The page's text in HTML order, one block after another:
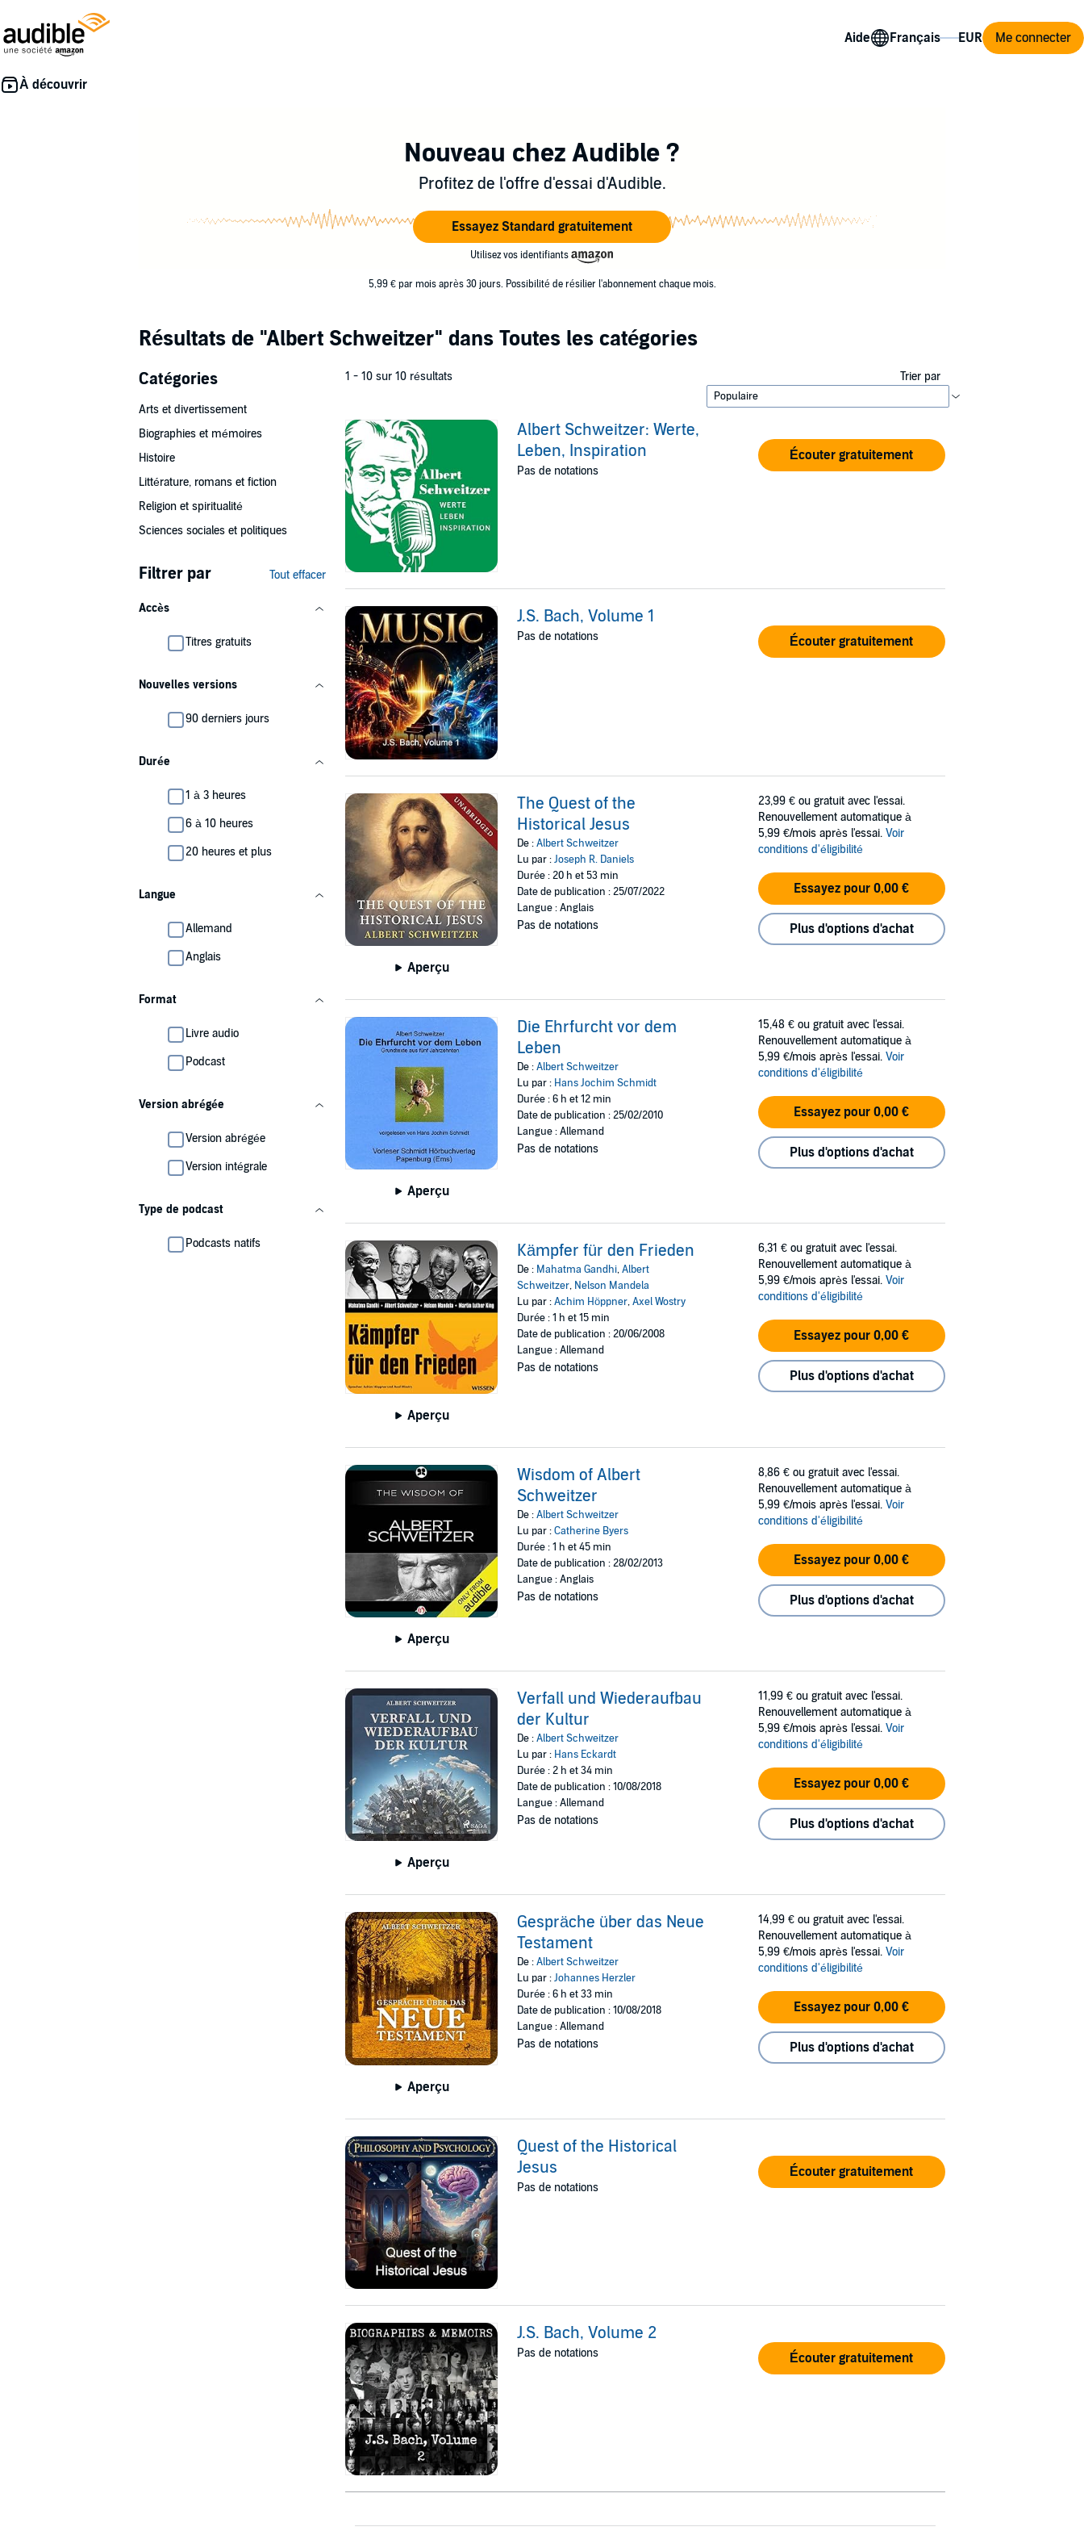
Aide Me connecter
Nouveau chez Audible ?
Profitez de l'offre d'essai d'Audible.
Essayez Standard gratuitement
Utilisez vos identifiants
5,99 € par mois après 30 jours. Possibilité de résilier l'abonnement chaque mois.
Résultats de "Albert Schweitzer" dans Toutes les catégories
Catégories
Arts et divertissement
Biographies et mémoires
Histoire
Littérature, romans et fiction
Religion et spiritualité
Sciences sociales et politiques
Filtrer par Tout effacer
Accès
Titres gratuits
Nouvelles versions
90 derniers jours
Durée
1 à 3 heures
6 à 10 heures
20 heures et plus
Langue
Allemand
Anglais
Format
Livre audio
Podcast
Version abrégée
Version abrégée
Version intégrale
Type de podcast
Podcasts natifs
1 - 10 sur 10 résultats Trier par
Albert Schweitzer: Werte,
Leben, Inspiration
Pas de notations
Écouter gratuitement
J.S. Bach, Volume 1
Pas de notations Écouter gratuitement
Aperçu
The Quest of the
Historical Jesus
De :Albert Schweitzer
Lu par :Joseph R. Daniels
Durée : 20 h et 53 min
Date de publication : 25/07/2022
Langue : Anglais
Pas de notations
23,99 € ou gratuit avec l'essai.
Renouvellement automatique à
5,99 €/mois après l'essai. Voir
conditions d'éligibilité
Essayez pour 0,00 €
Plus d'options d'achat
Aperçu
Die Ehrfurcht vor dem
Leben
De :Albert Schweitzer
Lu par : Hans Jochim Schmidt
Durée : 6 h et 12 min
Date de publication : 25/02/2010
Langue : Allemand
Pas de notations
15,48 € ou gratuit avec l'essai.
Renouvellement automatique à
5,99 €/mois après l'essai. Voir
conditions d'éligibilité
Essayez pour 0,00 €
Plus d'options d'achat
Aperçu
Kämpfer für den Frieden
De : Mahatma Gandhi,Albert
Schweitzer, Nelson Mandela
Lu par :Achim Höppner,Axel Wostry
Durée : 1 h et 15 min
Date de publication : 20/06/2008
Langue : Allemand
Pas de notations
6,31 € ou gratuit avec l'essai.
Renouvellement automatique à
5,99 €/mois après l'essai. Voir
conditions d'éligibilité
Essayez pour 0,00 €
Plus d'options d'achat
Aperçu
Wisdom of Albert
Schweitzer
De :Albert Schweitzer
Lu par :Catherine Byers
Durée : 1 h et 45 min
Date de publication : 28/02/2013
Langue : Anglais
Pas de notations
8,86 € ou gratuit avec l'essai.
Renouvellement automatique à
5,99 €/mois après l'essai. Voir
conditions d'éligibilité
Essayez pour 0,00 €
Plus d'options d'achat
Aperçu
Verfall und Wiederaufbau
der Kultur
De :Albert Schweitzer
Lu par : Hans Eckardt
Durée : 2 h et 34 min
Date de publication : 10/08/2018
Langue : Allemand
Pas de notations
11,99 € ou gratuit avec l'essai.
Renouvellement automatique à
5,99 €/mois après l'essai. Voir
conditions d'éligibilité
Essayez pour 0,00 €
Plus d'options d'achat
Aperçu
Gespräche über das Neue
Testament
De :Albert Schweitzer
Lu par :Johannes Herzler
Durée : 6 h et 33 min
Date de publication : 10/08/2018
Langue : Allemand
Pas de notations
14,99 € ou gratuit avec l'essai.
Renouvellement automatique à
5,99 €/mois après l'essai. Voir
conditions d'éligibilité
Essayez pour 0,00 €
Plus d'options d'achat
Quest of the Historical
Jesus
Pas de notations
Écouter gratuitement
J.S. Bach, Volume 2
Pas de notations Écouter gratuitement